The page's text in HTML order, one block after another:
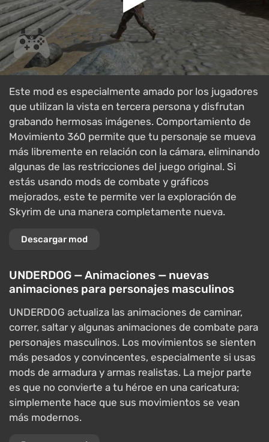
Este mod es especialmente amado por los jugadores
que utilizan la vista en tercera persona y disfrutan
grabando hermosas imágenes. Comportamiento de
Movimiento 360 permite que tu personaje se mueva
más libremente en relación con la cámara, eliminando
algunas de las restricciones del juego original. Si
estás usando mods de combate y gráficos
mejorados, este te permite ver la exploración de
Skyrim de una manera completamente nueva.
Descargar mod
UNDERDOG — Animaciones — nuevas
animaciones para personajes masculinos
UNDERDOG actualiza las animaciones de caminar,
correr, saltar y algunas animaciones de combate para
personajes masculinos. Los movimientos se sienten
más pesados y convincentes, especialmente si usas
mods de armadura y armas realistas. La mejor parte
es que no convierte a tu héroe en una caricatura;
simplemente hace que sus movimientos se vean
más modernos.